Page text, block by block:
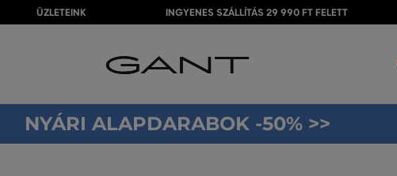
ÜZLETEINK INGYENES SZÁLLÍTÁS 29 990 FT FELETT
NYÁRI ALAPDARABOK -50% >>